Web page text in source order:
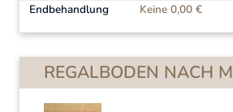
Endbehandlung
Keine 0,00 €
REGALBODEN NACH